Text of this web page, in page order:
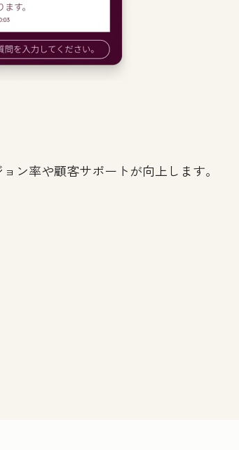
ン率や顧客サポートが向上します。